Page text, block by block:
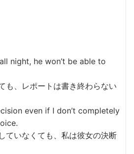
night, he won’t be able to
も、レポートは書き終わらない
even if I don’t completely
ていなくても、私は彼女の決断